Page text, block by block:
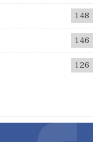
148
146
126